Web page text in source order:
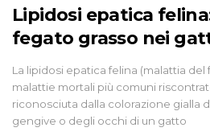
Lipidosi epatica
fegato grasso nei
La lipidosi epatica felina (malattia
malattie mortali più comuni
riconosciuta dalla colorazione gialla
gengive o degli occhi di un gatto